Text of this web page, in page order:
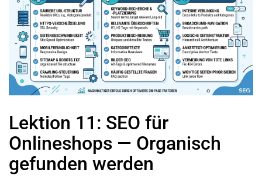
Lektion 11: SEO für
Onlineshops — Organisch
gefunden werden